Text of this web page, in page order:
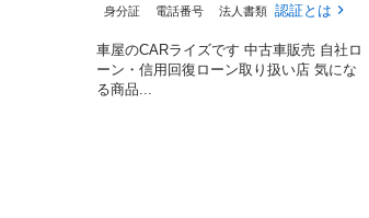
身分証 電話番号 法人書類 認証とは
車屋のCARライズです 中古車販売 自社ロ
ーン・信用回復ローン取り扱い店 気にな
る商品...